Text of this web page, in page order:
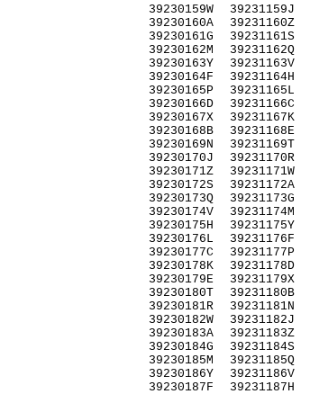
39230159W
39230160A
39230161G
39230162M
39230163Y
39230164F
39230165P
39230166D
39230167X
39230168B
39230169N
39230170J
39230171Z
39230172S
39230173Q
39230174V
39230175H
39230176L
39230177C
39230178K
39230179E
39230180T
39230181R
39230182W
39230183A
39230184G
39230185M
39230186Y
39230187F
39231159J
39231160Z
39231161S
39231162Q
39231163V
39231164H
39231165L
39231166C
39231167K
39231168E
39231169T
39231170R
39231171W
39231172A
39231173G
39231174M
39231175Y
39231176F
39231177P
39231178D
39231179X
39231180B
39231181N
39231182J
39231183Z
39231184S
39231185Q
39231186V
39231187H